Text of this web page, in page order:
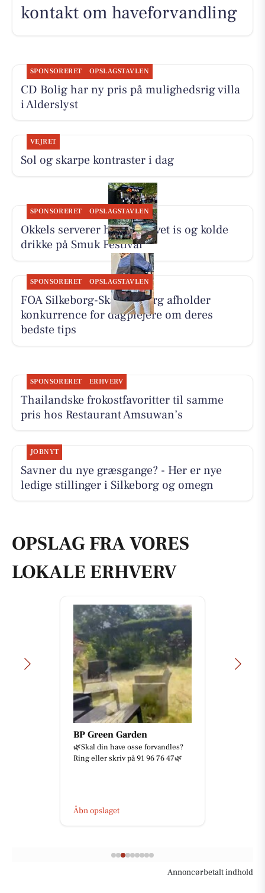
kontakt om haveforvandling
SPONSORERET OPSLAGSTAVLEN
CD Bolig har ny pris på mulighedsrig villa
i Alderslyst
VEJRET
Sol og skarpe kontraster i dag
SPONSORERET OPSLAGSTAVLEN
Okkels serverer hjemmelavet is og kolde
drikke på Smuk Festival
SPONSORERET OPSLAGSTAVLEN
FOA Silkeborg-Skanderborg afholder
konkurrence for dagplejere om deres
bedste tips
SPONSORERET ERHVERV
Thailandske frokostfavoritter til samme
pris hos Restaurant Amsuwan’s
JOBNYT
Savner du nye græsgange? - Her er nye
ledige stillinger i Silkeborg og omegn
OPSLAG FRA VORES
LOKALE ERHVERV
BP Green Garden
🌿Skal din have osse forvandles?
Ring eller skriv på 91 96 76 47🌿
Åbn opslaget
Annoncørbetalt indhold